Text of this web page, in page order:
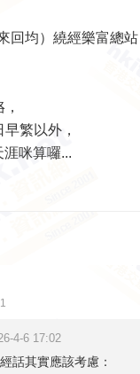
回均）繞經樂富總
繁以外，
咪算囉...
4-6 17:02
話其實應該考慮：